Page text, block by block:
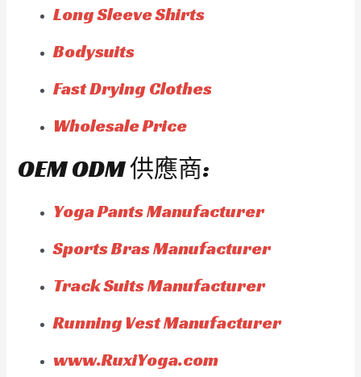
Long Sleeve Shirts
Bodysuits
Fast Drying Clothes
Wholesale Price
OEM ODM 供應商:
Yoga Pants Manufacturer
Sports Bras Manufacturer
Track Suits Manufacturer
Running Vest Manufacturer
www.RuxiYoga.com